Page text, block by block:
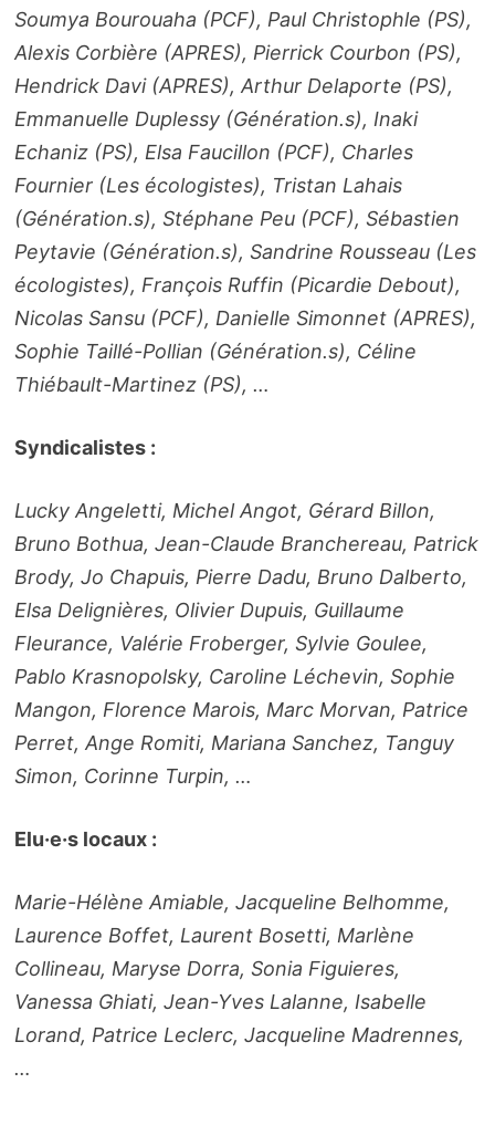
Soumya Bourouaha (PCF), Paul Christophle (PS),
Alexis Corbière (APRES), Pierrick Courbon (PS),
Hendrick Davi (APRES), Arthur Delaporte (PS),
Emmanuelle Duplessy (Génération.s), Inaki
Echaniz (PS), Elsa Faucillon (PCF), Charles
Fournier (Les écologistes), Tristan Lahais
(Génération.s), Stéphane Peu (PCF), Sébastien
Peytavie (Génération.s), Sandrine Rousseau (Les
écologistes), François Ruffin (Picardie Debout),
Nicolas Sansu (PCF), Danielle Simonnet (APRES),
Sophie Taillé-Pollian (Génération.s), Céline
Thiébault-Martinez (PS), …
Syndicalistes :
Lucky Angeletti, Michel Angot, Gérard Billon,
Bruno Bothua, Jean-Claude Branchereau, Patrick
Brody, Jo Chapuis, Pierre Dadu, Bruno Dalberto,
Elsa Delignières, Olivier Dupuis, Guillaume
Fleurance, Valérie Froberger, Sylvie Goulee,
Pablo Krasnopolsky, Caroline Léchevin, Sophie
Mangon, Florence Marois, Marc Morvan, Patrice
Perret, Ange Romiti, Mariana Sanchez, Tanguy
Simon, Corinne Turpin, …
Elu·e·s locaux :
Marie-Hélène Amiable, Jacqueline Belhomme,
Laurence Boffet, Laurent Bosetti, Marlène
Collineau, Maryse Dorra, Sonia Figuieres,
Vanessa Ghiati, Jean-Yves Lalanne, Isabelle
Lorand, Patrice Leclerc, Jacqueline Madrennes,
…